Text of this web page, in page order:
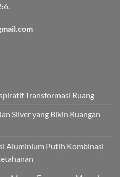
Transformasi Ruang
Silver yang Bikin Ruangan
Aluminium Putih Kombinasi